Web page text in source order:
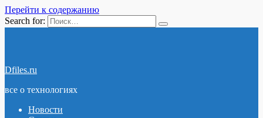
Перейти к содержанию
Search for:
Dfiles.ru
все о технологиях
Новости